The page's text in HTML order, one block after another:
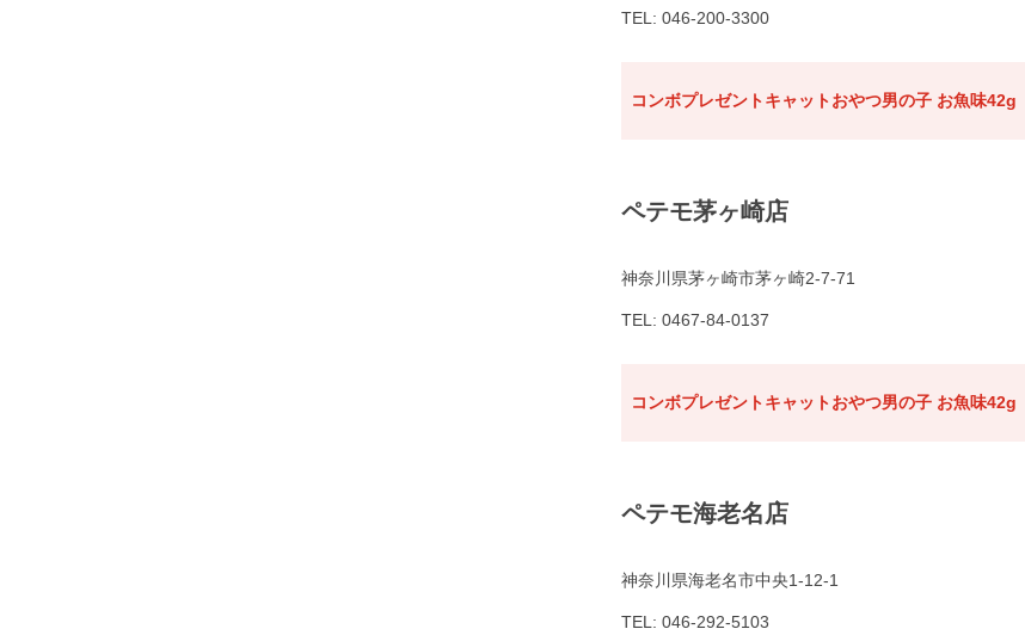
TEL: 046-200-3300
コンボプレゼントキャットおやつ男の子 お魚味42g
ペテモ茅ヶ崎店
神奈川県茅ヶ崎市茅ヶ崎2-7-71
TEL: 0467-84-0137
コンボプレゼントキャットおやつ男の子 お魚味42g
ペテモ海老名店
神奈川県海老名市中央1-12-1
TEL: 046-292-5103